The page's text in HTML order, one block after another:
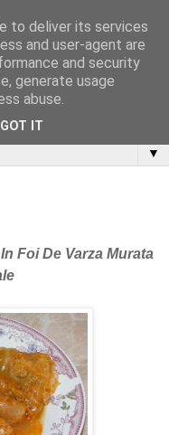
▼
Foi De Varza Murata
to deliver its services
and user-agent are
and security
generate usage
abuse.
GOT IT